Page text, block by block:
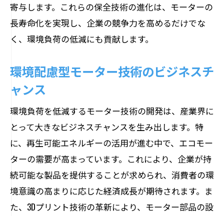
寄与します。これらの保全技術の進化は、モーターの
長寿命化を実現し、企業の競争力を高めるだけでな
く、環境負荷の低減にも貢献します。
環境配慮型モーター技術のビジネスチ
ャンス
環境負荷を低減するモーター技術の開発は、産業界に
とって大きなビジネスチャンスを生み出します。特
に、再生可能エネルギーの活用が進む中で、エコモー
ターの需要が高まっています。これにより、企業が持
続可能な製品を提供することが求められ、消費者の環
境意識の高まりに応じた経済成長が期待されます。ま
た、3Dプリント技術の革新により、モーター部品の設